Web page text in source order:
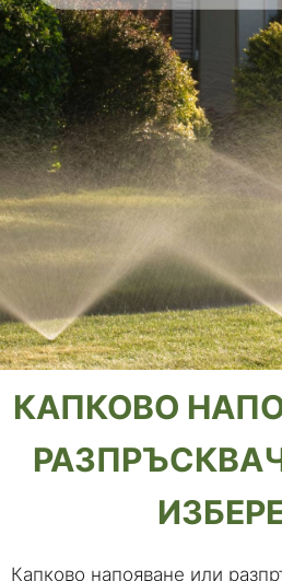
КАПКОВО
Капково напояване или